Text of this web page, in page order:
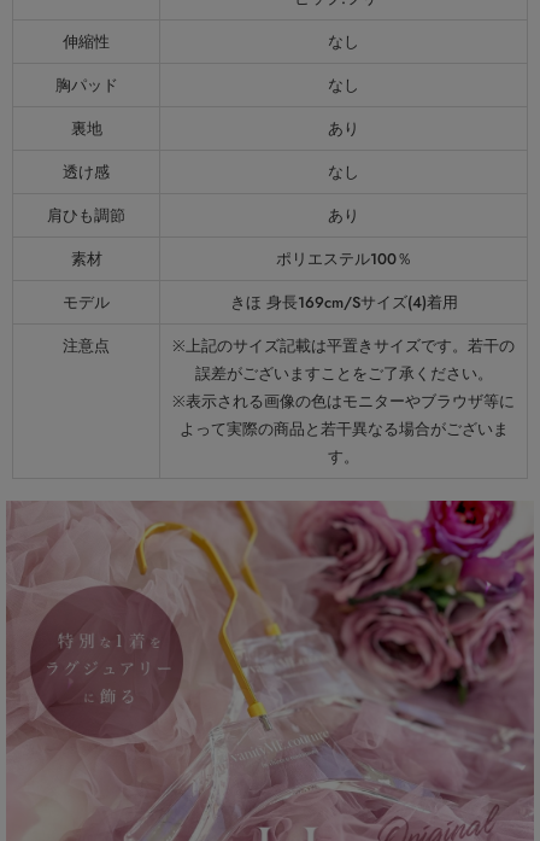
伸縮性
なし
胸パッド
なし
裏地
あり
透け感
なし
肩ひも調節
あり
素材
ポリエステル100％
モデル
きほ 身長169cm/Sサイズ(4)着用
注意点
※上記のサイズ記載は平置きサイズです。若干の
誤差がございますことをご了承ください。
※表示される画像の色はモニターやブラウザ等に
よって実際の商品と若干異なる場合がございま
す。